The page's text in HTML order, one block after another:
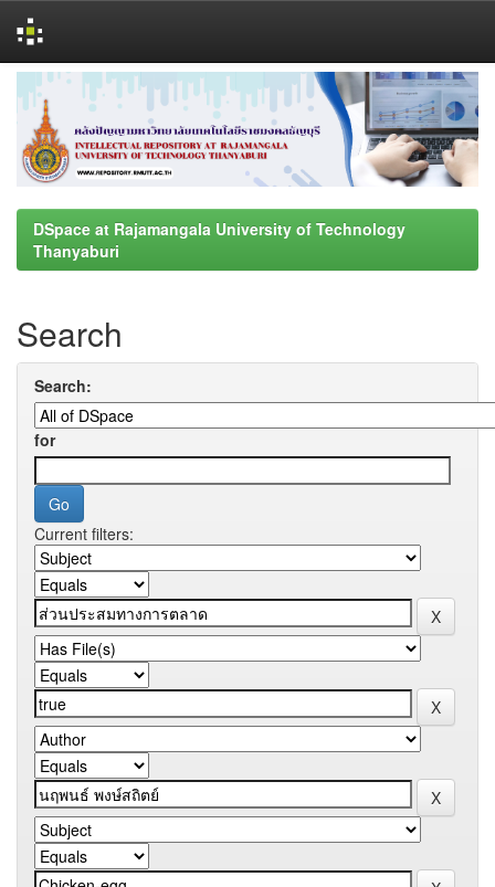
navigation
DSpace at Rajamangala University of Technology
Thanyaburi
Search
Search:
for
Current filters: